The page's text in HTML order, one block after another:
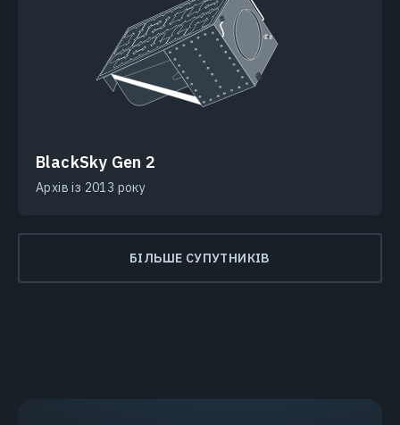
BlackSky Gen 2
Архів із 2013 року
БІЛЬШЕ СУПУТНИКІВ